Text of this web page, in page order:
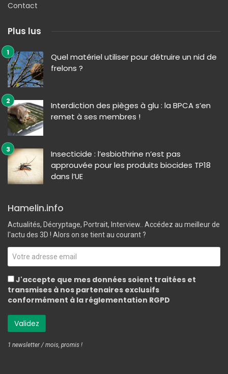
Contact
Plus lus
Quel matériel utiliser pour détruire un nid de
frelons ?
Interdiction des pièges à glu : la BPCA s’en
remet à ses membres !
Insecticide : l’esbiothrine n’est pas
approuvée pour les produits biocides TP18
dans l’UE
Hamelin.info
Actualités, Décryptage, Portrait, Interview.. Accédez au meilleur de
l'actu des 3D ! Alors on se tient au courant ?
J'accepte que mes données soient traitées et
transmises à nos partenaires exclusifs
conformément à la réglementation RGPD
1 newsletter / mois, promis !